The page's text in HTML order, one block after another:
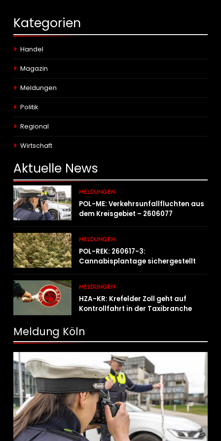
Kategorien
Handel
Magazin
Meldungen
Politik
Regional
Wirtschaft
Aktuelle News
MELDUNGEN
POL-ME: Verkehrsunfallfluchten aus
dem Kreisgebiet – 2606077
MELDUNGEN
POL-REK: 260617-3:
Cannabisplantage sichergestellt
MELDUNGEN
HZA-KR: Krefelder Zoll geht auf
Kontrollfahrt in der Taxibranche
Meldung Köln